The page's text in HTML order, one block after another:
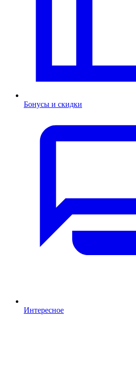
Бонусы и скидки
Интересное